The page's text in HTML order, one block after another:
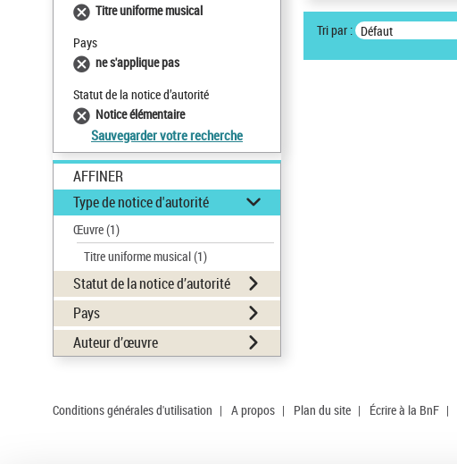
Titre uniforme musical
Pays
ne s'applique pas
Statut de la notice d’autorité
Notice élémentaire
Sauvegarder votre recherche
AFFINER
Type de notice d'autorité
Œuvre(1)
Titre uniforme musical(1)
Statut de la notice d’autorité
Pays
Auteur d’œuvre
Tri par : Défaut
Conditions générales d'utilisation | A propos | Plan du site | Écrire à la BnF |